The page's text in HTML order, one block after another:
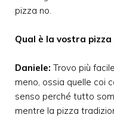
pizza no.
Qual è la vostra
Daniele: Trovo più
meno, ossia quelle coi
senso perché tutto
mentre la pizza